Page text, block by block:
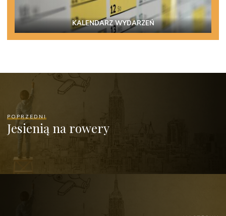
KALENDARZ WYDARZEŃ
POPRZEDNI
Jesienią na rowery